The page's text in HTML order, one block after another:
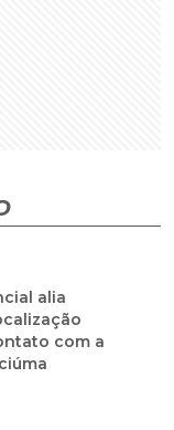
alia
com a